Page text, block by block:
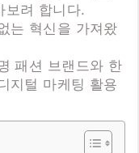
보려 합니다.
는 혁신을 가져왔
패션 브랜드와 한
지털 마케팅 활용